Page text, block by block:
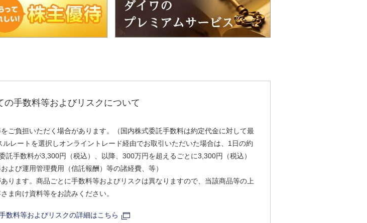
の手数料等およびリスクについて
ご負担いただく場合があります。（国内株式委託手数料は約定代金に対して最
レートを選択しオンライントレード経由でお取引いただいた場合は、1日の約
手数料が3,300円（税込）、以降、300万円を超えるごとに3,300円（税込）
よび運用管理費用（信託報酬）等の諸経費、等）
ります。商品ごとに手数料等およびリスクは異なりますので、当該商品等の上
ま向け資料等をお読みください。
数料等およびリスクの詳細はこちら